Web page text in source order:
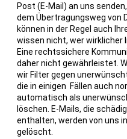
Post (E-Mail) an uns
dem Übertragungsweg von
können in der Regel auch
wissen nicht, wer wirklicher
Eine rechtssichere
daher nicht gewährleistet.
wir Filter gegen
die in einigen Fällen auch
automatisch als
löschen. E-Mails, die
enthalten, werden von uns
gelöscht.